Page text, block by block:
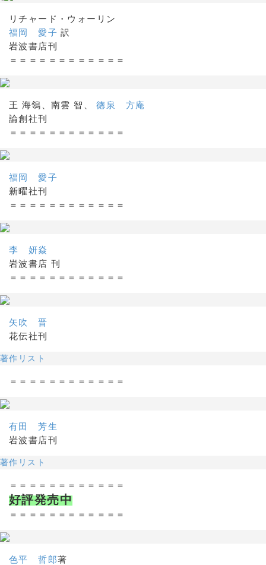
リチャード・ウォーリン
福岡 愛子 訳
岩波書店刊
＝＝＝＝＝＝＝＝＝＝＝＝
王 海鴒、南雲 智、徳泉 方庵
論創社刊
＝＝＝＝＝＝＝＝＝＝＝＝
福岡 愛子
新曜社刊
＝＝＝＝＝＝＝＝＝＝＝＝
李 妍焱
岩波書店 刊
＝＝＝＝＝＝＝＝＝＝＝＝
矢吹 晋
花伝社刊
著作リスト
＝＝＝＝＝＝＝＝＝＝＝＝
有田 芳生
岩波書店刊
著作リスト
＝＝＝＝＝＝＝＝＝＝＝＝
好評発売中
＝＝＝＝＝＝＝＝＝＝＝＝
色平 哲郎著